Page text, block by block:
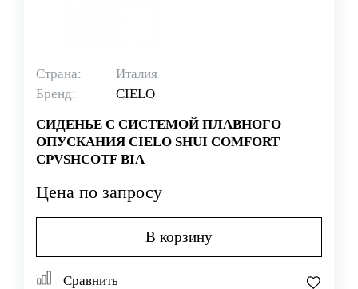
Страна:
Италия
Бренд:
CIELO
СИДЕНЬЕ С СИСТЕМОЙ ПЛАВНОГО
ОПУСКАНИЯ CIELO SHUI COMFORT
CPVSHCOTF BIA
Цена по запросу
В корзину
Сравнить